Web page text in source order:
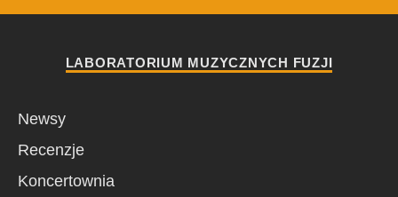
LABORATORIUM MUZYCZNYCH FUZJI
Newsy
Recenzje
Koncertownia